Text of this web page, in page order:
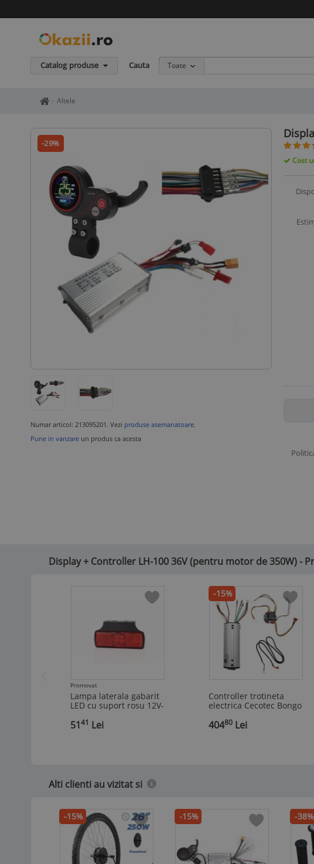
Catalog produse Cauta Toate
Home page okazii.ro - Cumperi in siguranta de la vanzatori de incredere
Altele
-29%
Numar articol: 213095201. Vezi produse asemanatoare.
Pune in vanzare un produs ca acesta
Cost
Display + Controller LH-100 36V (pentru motor de 350W) -
Promovat
Lampa laterala gabarit
LED cu suport rosu 12V-
5141 Lei
-15%
Controller trotineta
electrica Cecotec Bongo
seria A 36V 20A 350W
cu kit ecran cu lumină
40480 Lei
Alti clienti au vizitat si
-15% -15% -38%